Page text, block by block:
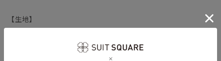
【生地】
上質コットンにポリエステル糸をやや多めにブレンドした、サ
ラッとした生地。パリッとした硬さを解消し、しなやか＆柔ら
かな風合いを獲得しています。